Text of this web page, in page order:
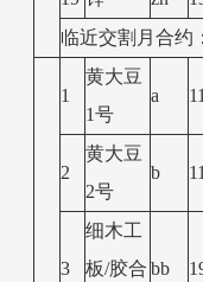
临近交割月合约
1
黄大豆
1号
a
2
黄大豆
2号
b
3
细木工
板/胶合 bb